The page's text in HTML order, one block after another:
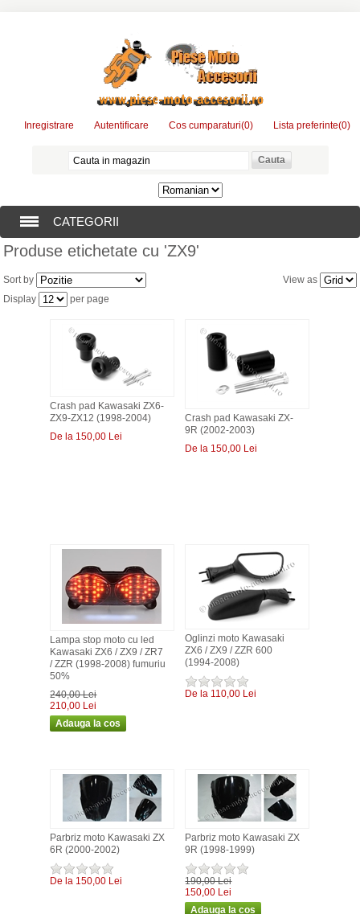
Inregistrare Autentificare Cos cumparaturi(0) Lista preferinte(0)
CATEGORII
PIESE MOTO
ACCESORII MOTO
CONSUMABILE MOTO
SERVICII MOTO
VANZARI MOTO
Produse etichetate cu 'ZX9'
View as
Sort by
Display
per page
Crash pad Kawasaki ZX6-
ZX9-ZX12 (1998-2004)
De la 150,00 Lei
Crash pad Kawasaki ZX-
9R (2002-2003)
De la 150,00 Lei
Lampa stop moto cu led
Kawasaki ZX6 / ZX9 / ZR7
/ ZZR (1998-2008) fumuriu
50%
240,00 Lei
210,00 Lei
Oglinzi moto Kawasaki
ZX6 / ZX9 / ZZR 600
(1994-2008)
De la 110,00 Lei
Parbriz moto Kawasaki ZX
6R (2000-2002)
De la 150,00 Lei
Parbriz moto Kawasaki ZX
9R (1998-1999)
190,00 Lei
150,00 Lei